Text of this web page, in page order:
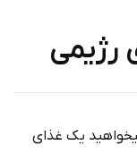
رژیمی
یک غذای